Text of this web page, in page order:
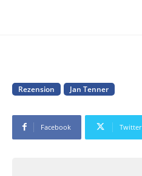
Rezension Jan Tenner
Facebook Twitter